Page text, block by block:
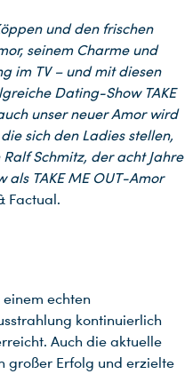
und den frischen
seinem Charme und
im TV – und mit diesen
Dating-Show TAKE
unser neuer Amor wird
sich den Ladies stellen,
Schmitz, der acht Jahre
TAKE ME OUT-Amor
Factual.
einem echten
kontinuierlich
Auch die aktuelle
großer Erfolg und erzielte